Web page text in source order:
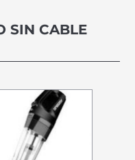
SIN CABLE